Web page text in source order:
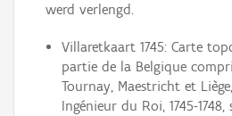
werd verlengd.
Villaretkaart 1745: Carte
partie de la Belgique
Tournay, Maestricht et
Ingénieur du Roi, 1745-1748,